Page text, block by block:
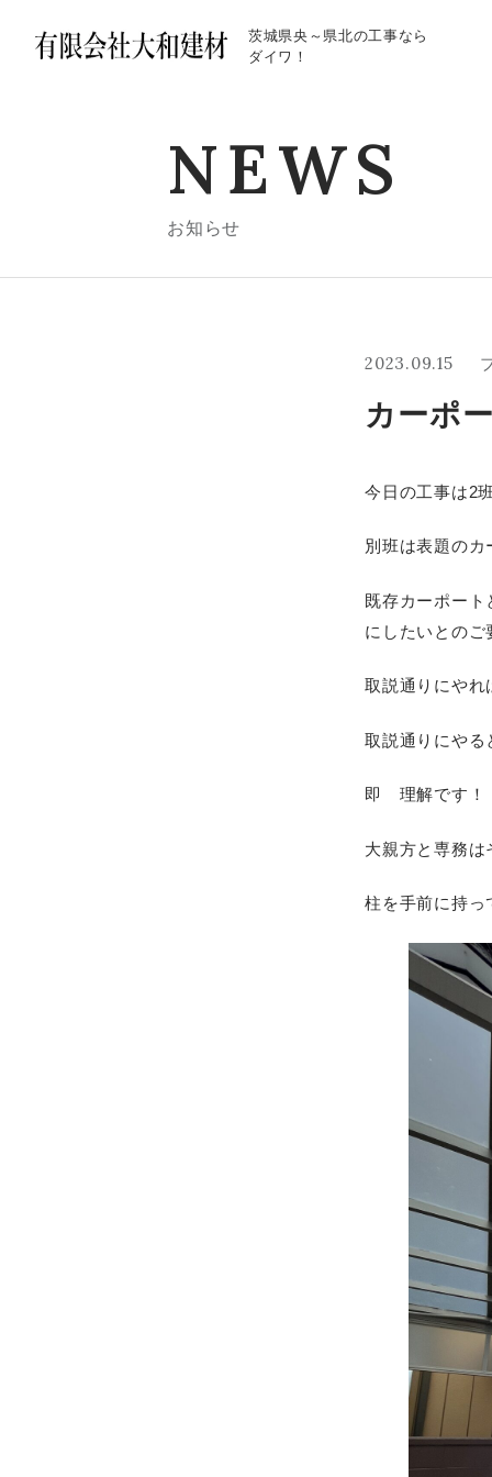
茨城県央～県北の工事なら
ダイワ！
NEWS
お知らせ
2023.09.15
カーポ
今日の工事は2
別班は表題の
既存カーポー
にしたいとのご
取説通りにやれ
取説通りにやる
即 理解です！
大親方と専務
柱を手前に持っ